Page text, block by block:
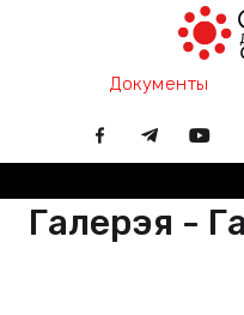
Документы
Галерэя -